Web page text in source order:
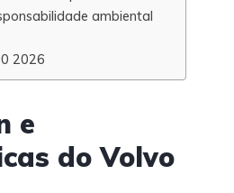
ambiental
2026
e
do Volvo